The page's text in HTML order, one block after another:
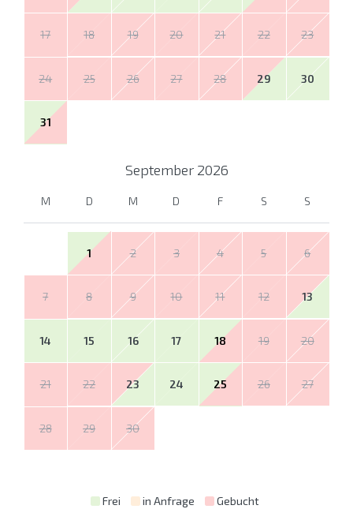
17 18 19 20 21 22 23
24 25 26 27 28 29 30
31
September 2026
M D M D F S S
1 2 3 4 5 6
7 8 9 10 11 12 13
14 15 16 17 18 19 20
21 22 23 24 25 26 27
28 29 30
Frei in Anfrage Gebucht